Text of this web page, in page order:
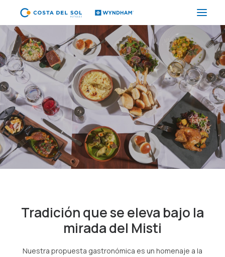
HOTELES
PAQUETES
PROMOCIONES
EVENTOS
RESTAURANTES
SPA
CORPORATIVO
(+51) 01 200 9200
Tradición que se eleva bajo la
mirada del Misti
Nuestra propuesta gastronómica es un homenaje a la